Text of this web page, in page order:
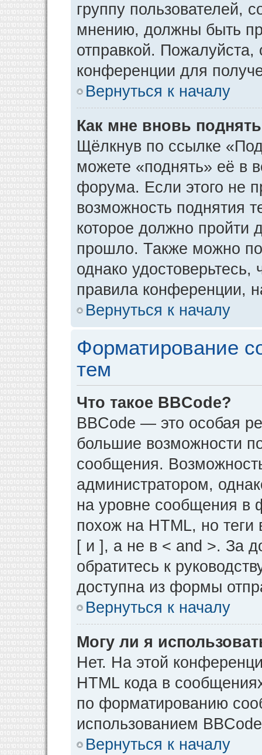
группу пользователей,
мнению, должны быть
отправкой.
конференции для
Вернуться к началу
Как мне вновь
Щёлкнув по ссылке
можете «поднять» её в
форума. Если этого не
возможность поднятия
которое должно пройти
прошло. Также можно
однако
правила конференции,
Вернуться к началу
Форматирование
тем
Что такое BBCode?
BBCode — это особая
большие возможности
сообщения.
администратором,
на уровне сообщения в
похож на HTML, но теги
[ и ], а не в < and >. За
обратитесь к
доступна из формы
Вернуться к началу
Могу ли я
Нет. На этой
HTML кода в
по форматированию
использованием
Вернуться к началу